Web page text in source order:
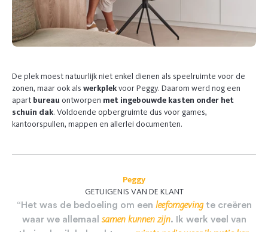
De plek moest natuurlijk niet enkel dienen als speelruimte voor de
zonen, maar ook als werkplekvoor Peggy. Daarom werd nog een
apart bureauontworpen met ingebouwde kasten onder het
schuin dak. Voldoende opbergruimte dus voor games,
kantoorspullen, mappen en allerlei documenten.
Peggy
GETUIGENIS VAN DE KLANT
“Het was de bedoeling om een leefomgeving te creëren
waar we allemaal samen kunnen zijn. Ik werk veel van